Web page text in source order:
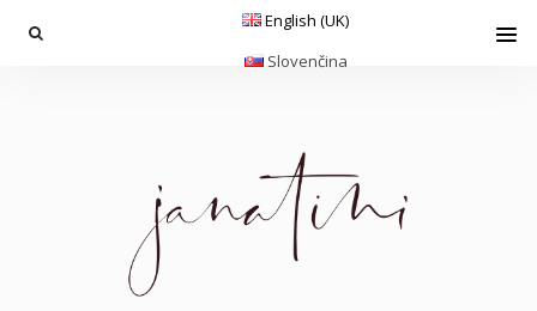
English (UK)
Slovenčina